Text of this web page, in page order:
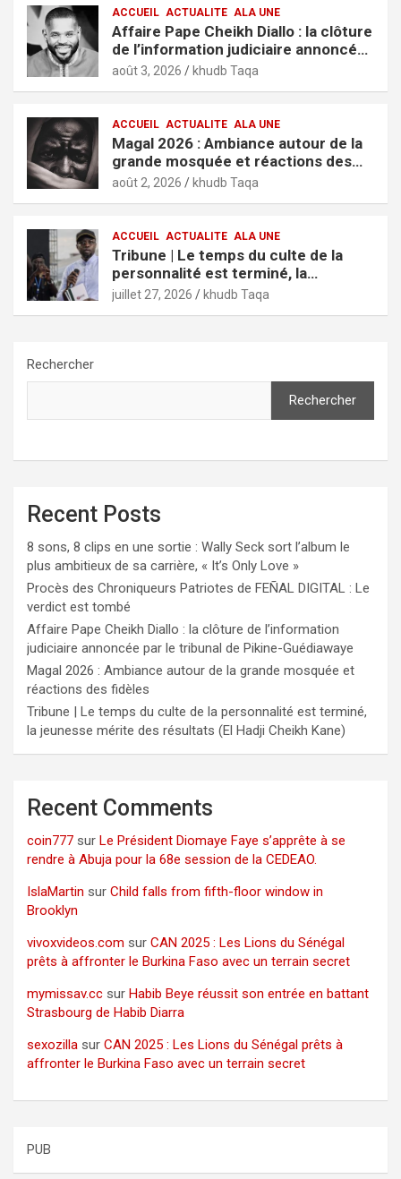
ACCUEIL ACTUALITE ALA UNE
Affaire Pape Cheikh Diallo : la clôture
de l’information judiciaire annoncée
par le tribunal de Pikine-Guédiawaye
août 3, 2026 khudb Taqa
ACCUEIL ACTUALITE ALA UNE
Magal 2026 : Ambiance autour de la
grande mosquée et réactions des
fidèles
août 2, 2026 khudb Taqa
ACCUEIL ACTUALITE ALA UNE
Tribune | Le temps du culte de la
personnalité est terminé, la
jeunesse mérite des résultats (El
juillet 27, 2026 khudb Taqa
Rechercher
Rechercher
Recent Posts
8 sons, 8 clips en une sortie : Wally Seck sort l’album le
plus ambitieux de sa carrière, « It’s Only Love »
Procès des Chroniqueurs Patriotes de FEÑAL DIGITAL : Le
verdict est tombé
Affaire Pape Cheikh Diallo : la clôture de l’information
judiciaire annoncée par le tribunal de Pikine-Guédiawaye
Magal 2026 : Ambiance autour de la grande mosquée et
réactions des fidèles
Tribune | Le temps du culte de la personnalité est terminé,
la jeunesse mérite des résultats (El Hadji Cheikh Kane)
Recent Comments
coin777 sur Le Président Diomaye Faye s’apprête à se
rendre à Abuja pour la 68e session de la CEDEAO.
IslaMartin sur Child falls from fifth-floor window in
Brooklyn
vivoxvideos.com sur CAN 2025 : Les Lions du Sénégal
prêts à affronter le Burkina Faso avec un terrain secret
mymissav.cc sur Habib Beye réussit son entrée en battant
Strasbourg de Habib Diarra
sexozilla sur CAN 2025 : Les Lions du Sénégal prêts à
affronter le Burkina Faso avec un terrain secret
PUB